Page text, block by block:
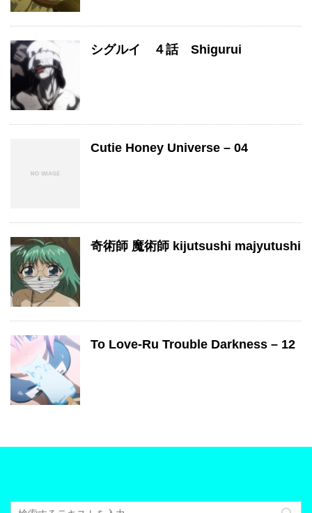
シグルイ ４話 Shigurui
Cutie Honey Universe – 04
奇術師 魔術師 kijutsushi majyutushi
To Love-Ru Trouble Darkness – 12